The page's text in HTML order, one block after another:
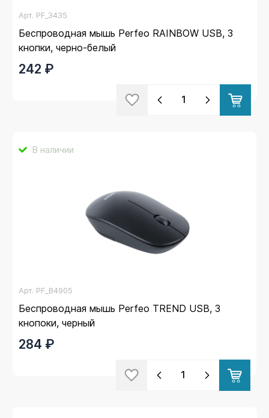
Арт. PF_3435
Беспроводная мышь Perfeo RAINBOW USB, 3
кнопки, черно-белый
242 ₽
В наличии
Арт. PF_B4905
Беспроводная мышь Perfeo TREND USB, 3
кнопоки, черный
284 ₽